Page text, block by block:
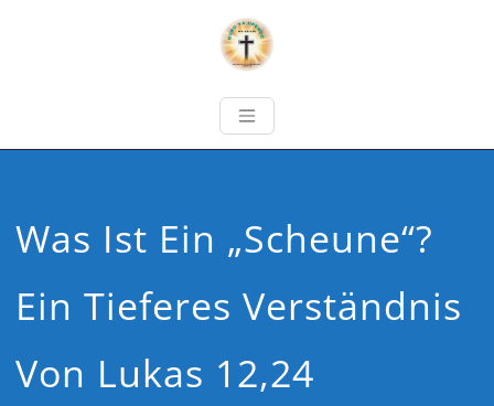
Was Ist Ein „Scheune“?
Ein Tieferes Verständnis
Von Lukas 12,24